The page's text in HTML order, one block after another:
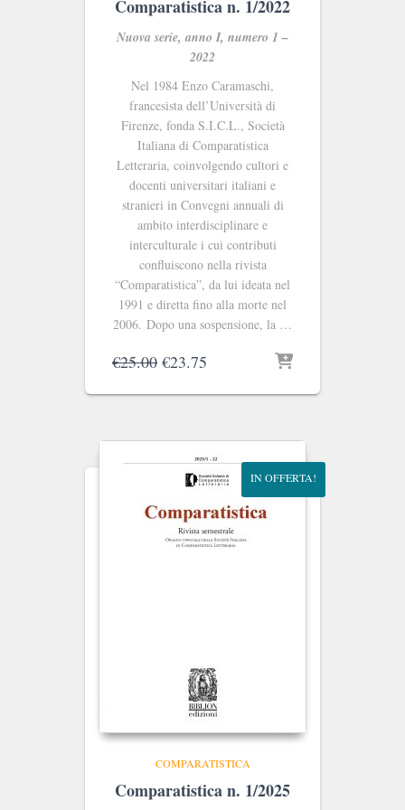
Comparatistica n. 1/2022
Nuova serie, anno I, numero 1 –
2022
Nel 1984 Enzo Caramaschi,
francesista dell’Università di
Firenze, fonda S.I.C.L., Società
Italiana di Comparatistica
Letteraria, coinvolgendo cultori e
docenti universitari italiani e
stranieri in Convegni annuali di
ambito interdisciplinare e
interculturale i cui contributi
confluiscono nella rivista
“Comparatistica”, da lui ideata nel
1991 e diretta fino alla morte nel
2006. Dopo una sospensione, la …
€25.00 Il
originale
€25.00.
€23.75
attuale
€23.75.
IN OFFERTA!
COMPARATISTICA
Comparatistica n. 1/2025